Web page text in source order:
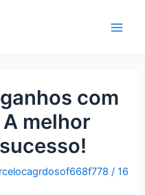
com
melhor
/16